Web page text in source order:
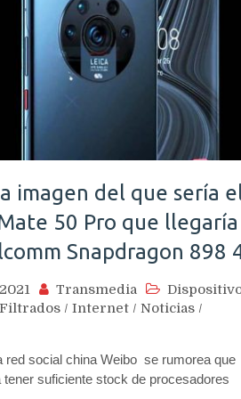
imagen del que sería
50 Pro que llegaría
Snapdragon 898
Transmedia
Filtrados / Internet / Noticias /
red social china Weibo se rumorea que
tener suficiente stock de procesadores